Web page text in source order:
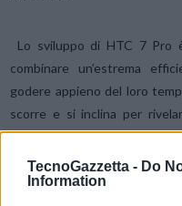
TecnoGazzetta - Do
Information
Lo sviluppo di HTC 7 Pro
combinare un’estrema
godere appieno del loro
scorre e si inclina per
scrivere in modo comodo
produttività come smistare,
aprire e editare i più